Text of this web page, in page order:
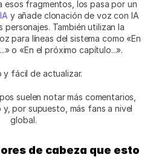
y añade clonación de voz con IA
personajes. También utilizan la
para líneas del sistema como «En
o «En el próximo capítulo...».
y fácil de actualizar.
suelen notar más comentarios,
por supuesto, más fans a nivel
global.
de cabeza que esto